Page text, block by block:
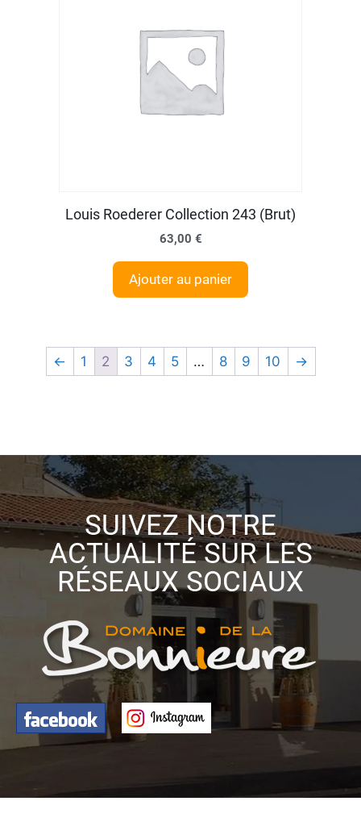
Louis Roederer Collection 243 (Brut)
63,00 €
Ajouter au panier
← 1 2 3 4 5 … 8 9 10 →
SUIVEZ NOTRE
ACTUALITÉ SUR LES
RÉSEAUX SOCIAUX